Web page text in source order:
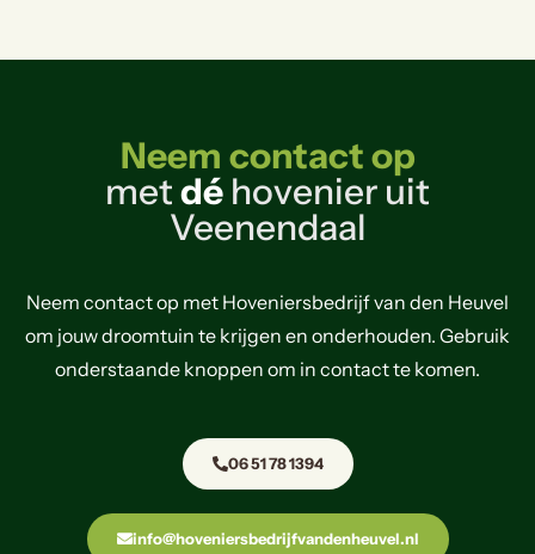
Neem contact op
metdé hovenier uit
Veenendaal
Neem contact op met Hoveniersbedrijf van den Heuvel
om jouw droomtuin te krijgen en onderhouden. Gebruik
onderstaande knoppen om in contact te komen.
06 51 78 1394
info@hoveniersbedrijfvandenheuvel.nl